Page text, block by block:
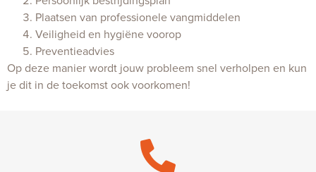
Plaatsen van professionele vangmiddelen
Veiligheid en hygiëne voorop
Preventieadvies
Op deze manier wordt jouw probleem snel verholpen en kun
je dit in de toekomst ook voorkomen!